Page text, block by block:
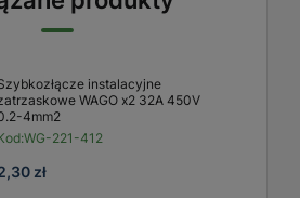
instalacyjne
WAGO x2 32A 450V
4mm2
WG-221-412
zł